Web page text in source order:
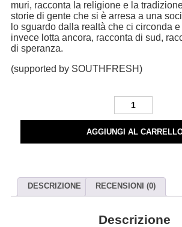
muri, racconta la religione e la
storie di gente che si è arresa a una
lo sguardo dalla realtà che ci circonda
invece lotta ancora, racconta di sud,
di speranza.
(supported by SOUTHFRESH)
RIONE
fanzine
quantità
AGGIUNGI AL
DESCRIZIONE RECENSIONI (0)
Descrizione